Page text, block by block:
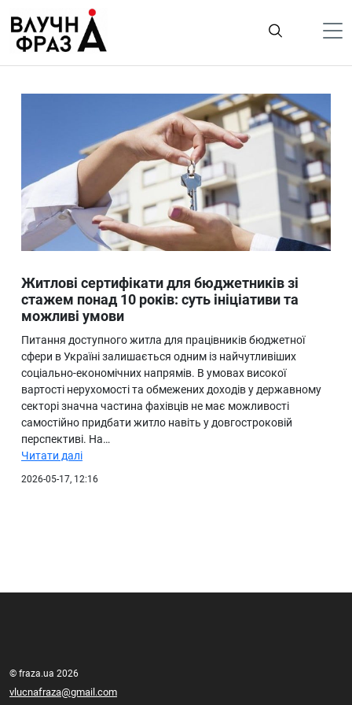
содержимому
Лайфстайл
ТехноНаука
Людина
Ukraine
Про нас
Житлові сертифікати для бюджетників зі
стажем понад 10 років: суть ініціативи та
можливі умови
Питання доступного житла для працівників бюджетної
сфери в Україні залишається одним із найчутливіших
соціально-економічних напрямів. В умовах високої
вартості нерухомості та обмежених доходів у державному
секторі значна частина фахівців не має можливості
самостійно придбати житло навіть у довгостроковій
перспективі. На…
Читати далі
2026-05-17, 12:16
© fraza.ua 2026
vlucnafraza@gmail.com